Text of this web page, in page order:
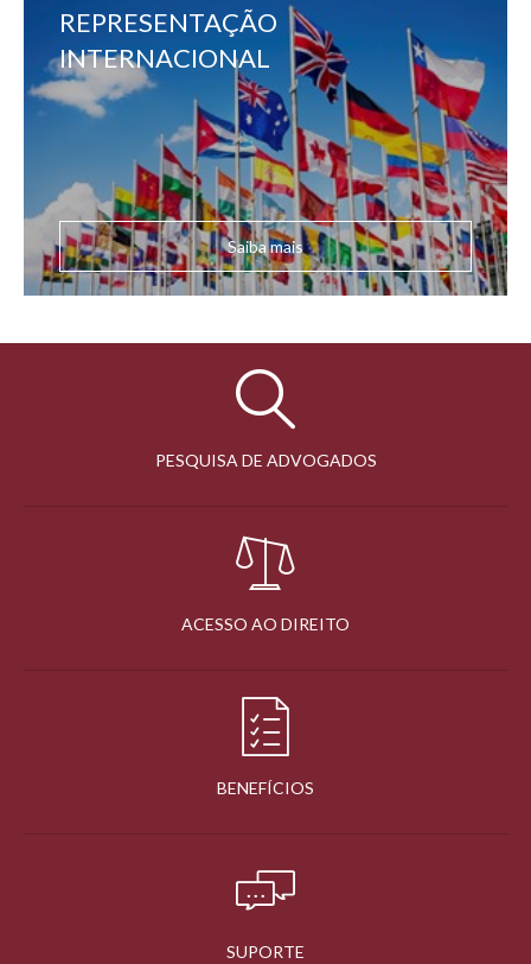
REPRESENTAÇÃO
INTERNACIONAL
Saiba mais
PESQUISA DE ADVOGADOS
ACESSO AO DIREITO
BENEFÍCIOS
SUPORTE